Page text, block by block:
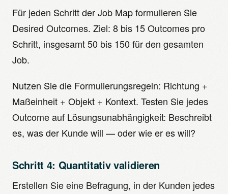
Für jeden Schritt der Job Map formulieren Sie
Desired Outcomes. Ziel: 8 bis 15 Outcomes pro
Schritt, insgesamt 50 bis 150 für den gesamten
Job.
Nutzen Sie die Formulierungsregeln: Richtung +
Maßeinheit + Objekt + Kontext. Testen Sie jedes
Outcome auf Lösungsunabhängigkeit: Beschreibt
es, was der Kunde will — oder wie er es will?
Schritt 4: Quantitativ validieren
Erstellen Sie eine Befragung, in der Kunden jedes